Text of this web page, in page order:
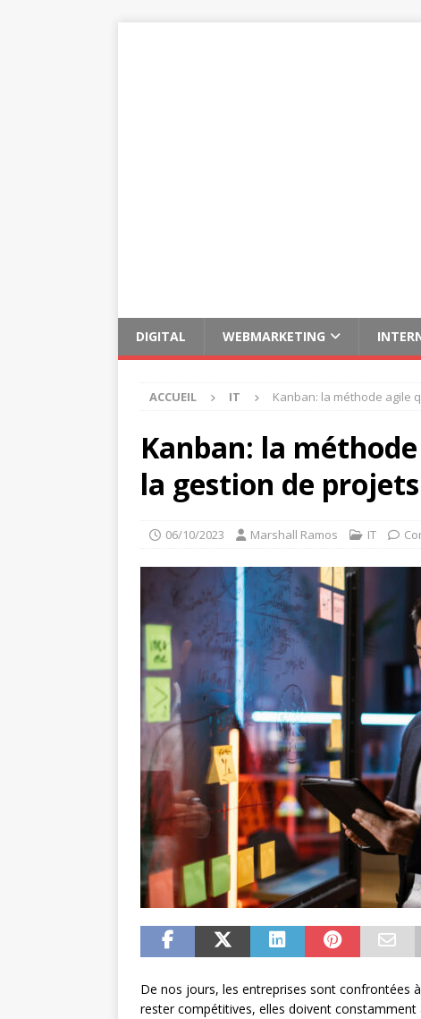
DIGITAL WEBMARKETING
ACCUEIL IT Kanban: la méthode agile
Kanban: la
la gestion de projets
06/10/2023 Marshall Ramos IT
De nos jours, les entreprises sont confrontées
rester compétitives, elles doivent constamment